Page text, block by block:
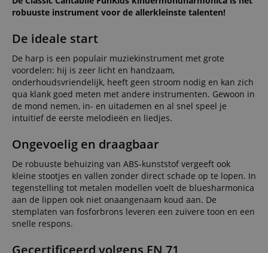
robuuste instrument voor de allerkleinste talenten!
De ideale start
De harp is een populair muziekinstrument met grote
voordelen: hij is zeer licht en handzaam,
onderhoudsvriendelijk, heeft geen stroom nodig en kan zich
qua klank goed meten met andere instrumenten. Gewoon in
de mond nemen, in- en uitademen en al snel speel je
intuïtief de eerste melodieën en liedjes.
Ongevoelig en draagbaar
De robuuste behuizing van ABS-kunststof vergeeft ook
kleine stootjes en vallen zonder direct schade op te lopen. In
tegenstelling tot metalen modellen voelt de bluesharmonica
aan de lippen ook niet onaangenaam koud aan. De
stemplaten van fosforbrons leveren een zuivere toon en een
snelle respons.
Gecertificeerd volgens EN 71